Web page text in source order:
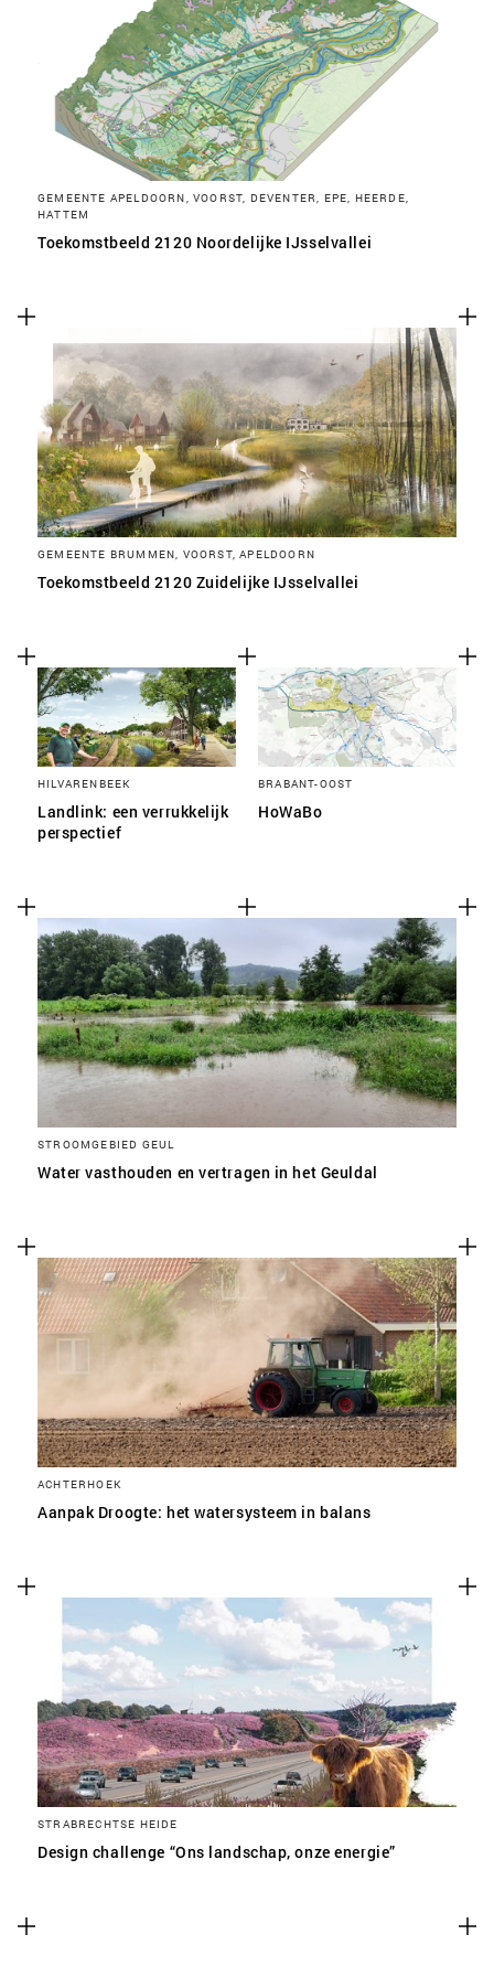
GEMEENTE APELDOORN, VOORST, DEVENTER, EPE, HEERDE,
HATTEM
Toekomstbeeld 2120 Noordelijke IJsselvallei
GEMEENTE BRUMMEN, VOORST, APELDOORN
Toekomstbeeld 2120 Zuidelijke IJsselvallei
HILVARENBEEK
Landlink: een verrukkelijk
perspectief
BRABANT-OOST
HoWaBo
STROOMGEBIED GEUL
Water vasthouden en vertragen in het Geuldal
ACHTERHOEK
Aanpak Droogte: het watersysteem in balans
STRABRECHTSE HEIDE
Design challenge “Ons landschap, onze energie”
SLA VOORKEUREN OP